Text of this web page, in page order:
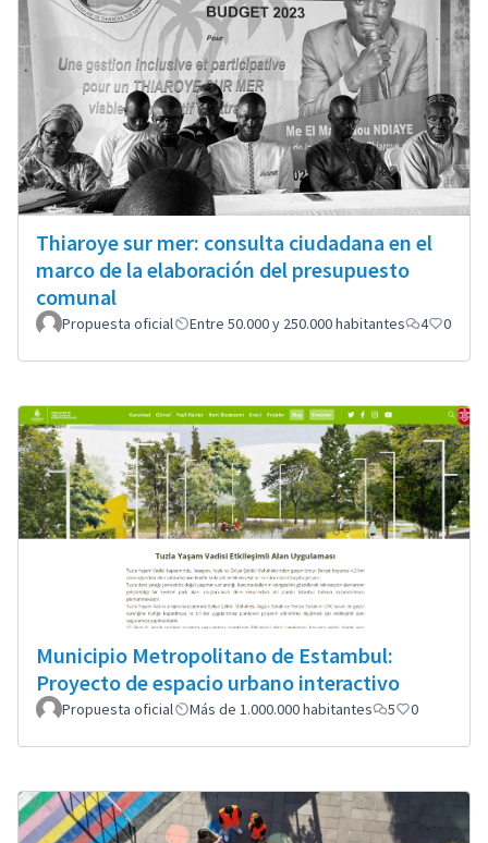
Thiaroye sur mer: consulta ciudadana en el
marco de la elaboración del presupuesto
comunal
Propuesta oficial Entre 50.000 y 250.000 habitantes 4 0
Municipio Metropolitano de Estambul:
Proyecto de espacio urbano interactivo
Propuesta oficial Más de 1.000.000 habitantes 5 0